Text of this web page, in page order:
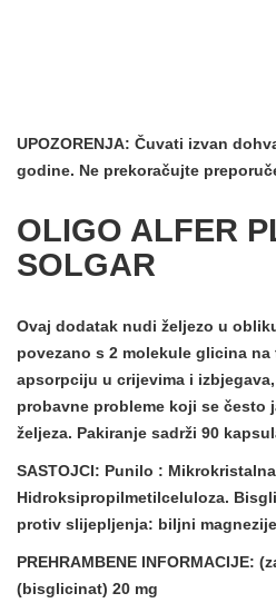
UPOZORENJA: Čuvati izvan
godine. Ne prekoračujte
OLIGO ALFER
SOLGAR
Ovaj dodatak nudi željezo u
povezano s 2 molekule glicina
apsorpciju u crijevima i
probavne probleme koji se često
željeza. Pakiranje sadrži 90
SASTOJCI: Punilo :
Hidroksipropilmetilceluloza.
protiv slijepljenja: biljni
PREHRAMBENE INFORMACIJE:
(bisglicinat) 20 mg